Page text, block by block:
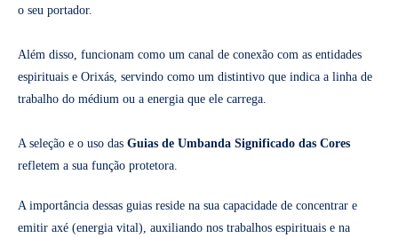
o seu portador.
Além disso, funcionam como um canal de conexão com as entidades
espirituais e Orixás, servindo como um distintivo que indica a linha de
trabalho do médium ou a energia que ele carrega.
A seleção e o uso das Guias de Umbanda Significado das Cores
refletem a sua função protetora.
A importância dessas guias reside na sua capacidade de concentrar e
emitir axé (energia vital), auxiliando nos trabalhos espirituais e na